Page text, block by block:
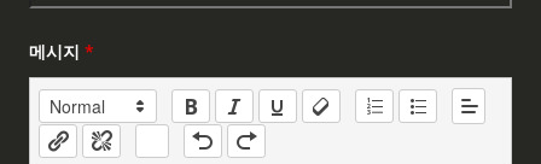
메시지 *